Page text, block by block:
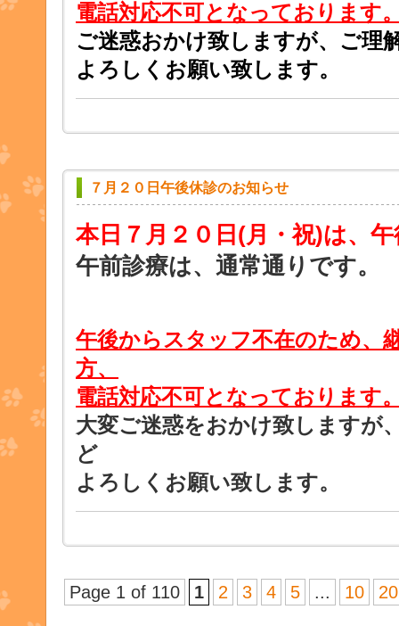
電話対応不可となっております
ご迷惑おかけ致しますが、ご理
よろしくお願い致します。
７月２０日午後休診のお知らせ
本日７月２０日 (月・祝)は、
午前診療は、通常通りです。
午後からスタッフ不在のため、
方、
電話対応不可となっております
大変ご迷惑をおかけ致しますが
ど
よろしくお願い致します。
Page 1 of 110 1 2 3 4 5 ... 10 20